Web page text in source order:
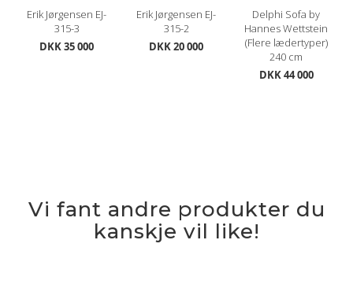
Erik Jørgensen EJ-
315-3
DKK 35 000
Erik Jørgensen EJ-
315-2
DKK 20 000
Delphi Sofa by
Hannes Wettstein
(Flere lædertyper)
240 cm
DKK 44 000
Vi fant andre produkter du
kanskje vil like!